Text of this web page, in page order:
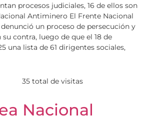
procesos judiciales, 16 de ellos son
Antiminero El Frente Nacional
un proceso de persecución y
contra, luego de que el 18 de
una lista de 61 dirigentes sociales,
35 total de visitas
Nacional